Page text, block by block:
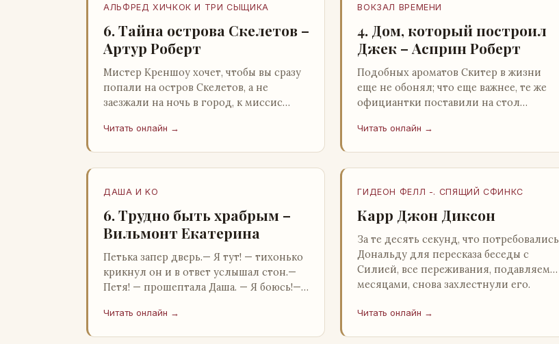
АЛЬФРЕД ХИЧКОК И ТРИ СЫЩИКА
6. Тайна острова Скелетов –
Артур Роберт
Мистер Креншоу хочет, чтобы вы сразу
попали на остров Скелетов, а не
заезжали на ночь в город, к миссис
пробормотал Пит.Услыхав «кризис»…
Читать онлайн →
ВОКЗАЛ ВРЕМЕНИ
4. Дом, который построил
Джек – Асприн Роберт
Подобных ароматов Скитер в жизни
еще не обонял; что еще важнее, те же
официантки поставили на стол
для снятия стрессов. Скитер опрокин…
Читать онлайн →
ДАША И KO
6. Трудно быть храбрым –
Вильмонт Екатерина
Петька запер дверь.— Я тут! — тихонько
крикнул он и в ответ услышал стон.—
Петя! — прошептала Даша. — Я боюсь!—
распахнул дверь в комнату.— …
Читать онлайн →
ГИДЕОН ФЕЛЛ -. СПЯЩИЙ СФИНКС
Карр Джон Диксон
За те десять секунд, что потребовались
Дональду для пересказа беседы с
Силией, все переживания, подавляемые
месяцами, снова захлестнули его.
Читать онлайн →